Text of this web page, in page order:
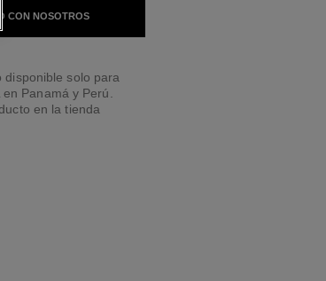
CON NOSOTROS
disponible solo para
Panamá y Perú.
en la tienda